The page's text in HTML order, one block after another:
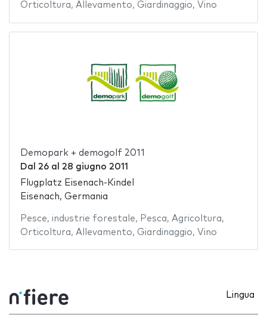
Orticoltura, Allevamento, Giardinaggio, Vino
Demopark + demogolf 2011
Dal 26al 28 giugno 2011
Flugplatz Eisenach-Kindel
Eisenach, Germania
Pesce, industrie forestale, Pesca, Agricoltura,
Orticoltura, Allevamento, Giardinaggio, Vino
Lingua